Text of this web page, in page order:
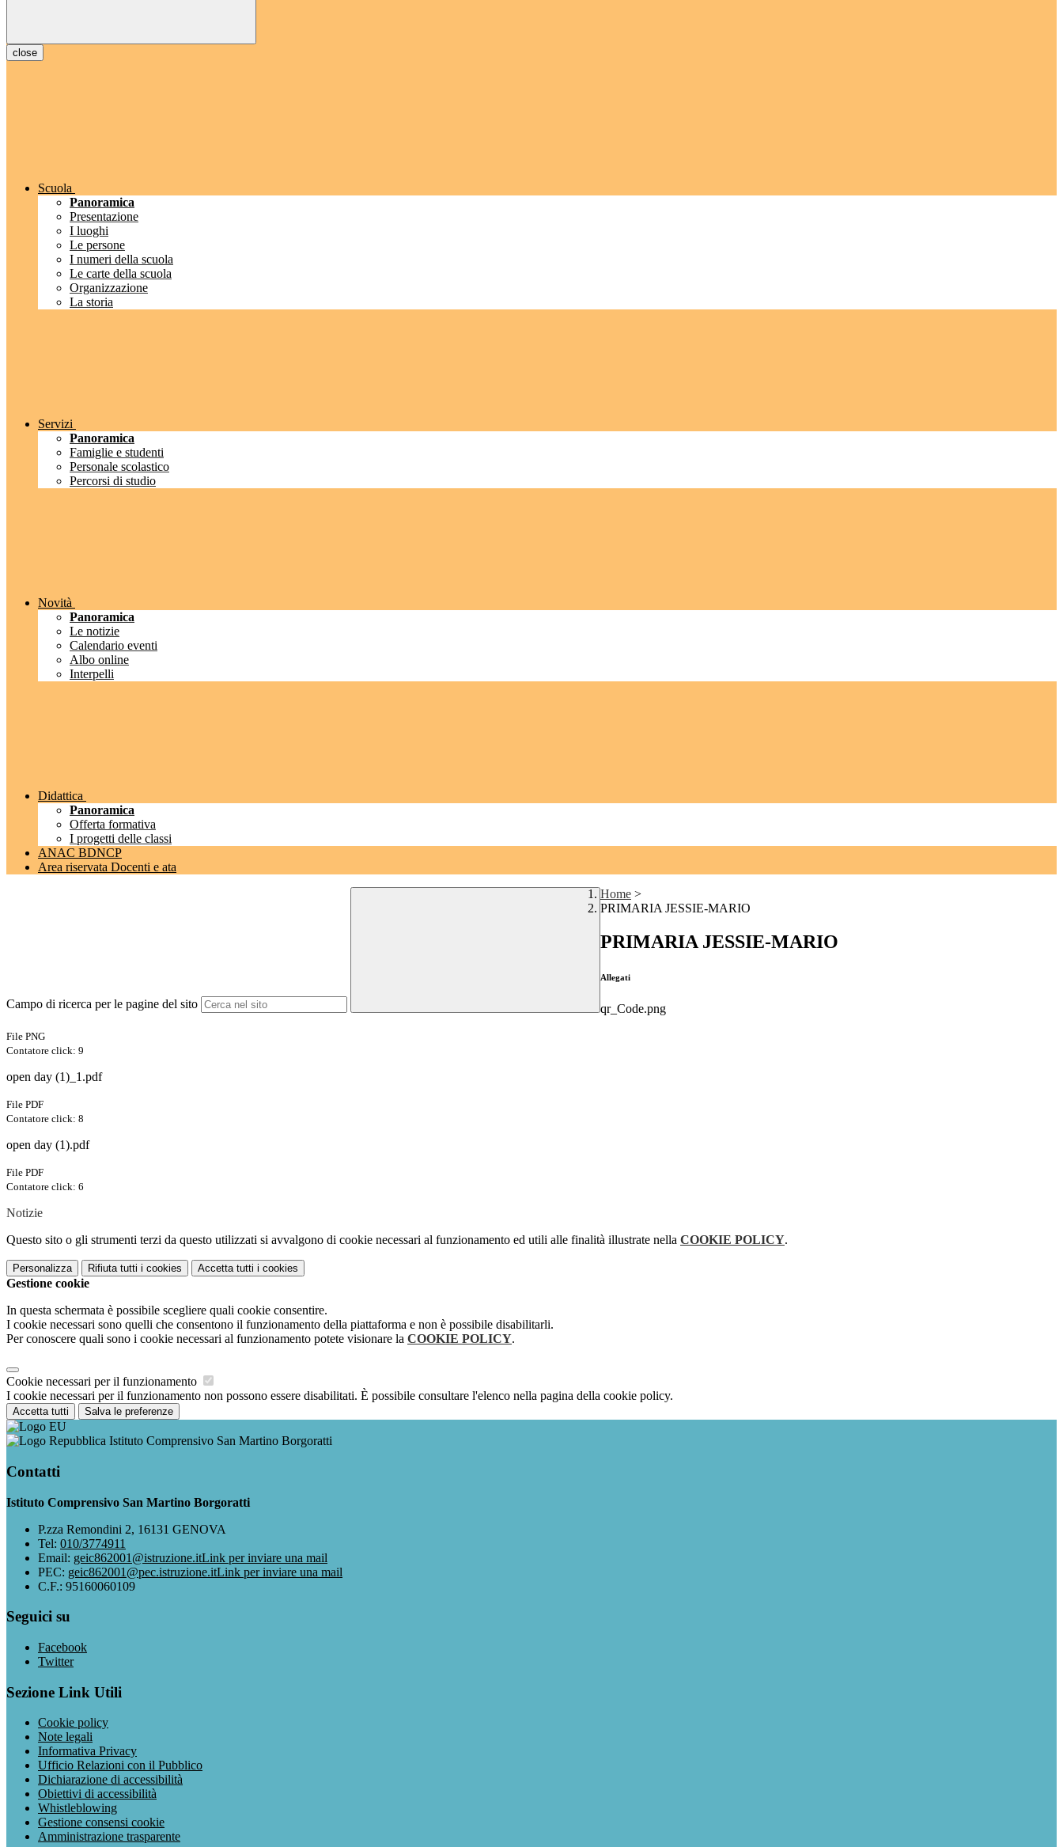
close
Scuola
Panoramica
Presentazione
I luoghi
Le persone
I numeri della scuola
Le carte della scuola
Organizzazione
La storia
Servizi
Panoramica
Famiglie e studenti
Personale scolastico
Percorsi di studio
Novità
Panoramica
Le notizie
Calendario eventi
Albo online
Interpelli
Didattica
Panoramica
Offerta formativa
I progetti delle classi
ANAC BDNCP
Area riservata Docenti e ata
Campo di ricerca per le pagine del sito
Home >
PRIMARIA JESSIE-MARIO
PRIMARIA JESSIE-MARIO
Allegati
qr_Code.png
File PNG
Contatore click: 9
open day (1)_1.pdf
File PDF
Contatore click: 8
open day (1).pdf
File PDF
Contatore click: 6
Notizie
Questo sito o gli strumenti terzi da questo utilizzati si avvalgono di cookie necessari al funzionamento ed utili alle finalità illustrate nella COOKIE POLICY.
Personalizza Rifiuta tutti i cookies Accetta tutti i cookies
Gestione cookie
In questa schermata è possibile scegliere quali cookie consentire.
I cookie necessari sono quelli che consentono il funzionamento della piattaforma e non è possibile disabilitarli.
Per conoscere quali sono i cookie necessari al funzionamento potete visionare la COOKIE POLICY.
Cookie necessari per il funzionamento
I cookie necessari per il funzionamento non possono essere disabilitati. È possibile consultare l'elenco nella pagina della cookie policy.
Accetta tutti Salva le preferenze
Istituto Comprensivo San Martino Borgoratti
Contatti
Istituto Comprensivo San Martino Borgoratti
P.zza Remondini 2, 16131 GENOVA
Tel: 010/3774911
Email: geic862001@istruzione.itLink per inviare una mail
PEC: geic862001@pec.istruzione.itLink per inviare una mail
C.F.: 95160060109
Seguici su
Facebook
Twitter
Sezione Link Utili
Cookie policy
Note legali
Informativa Privacy
Ufficio Relazioni con il Pubblico
Dichiarazione di accessibilità
Obiettivi di accessibilità
Whistleblowing
Gestione consensi cookie
Amministrazione trasparente